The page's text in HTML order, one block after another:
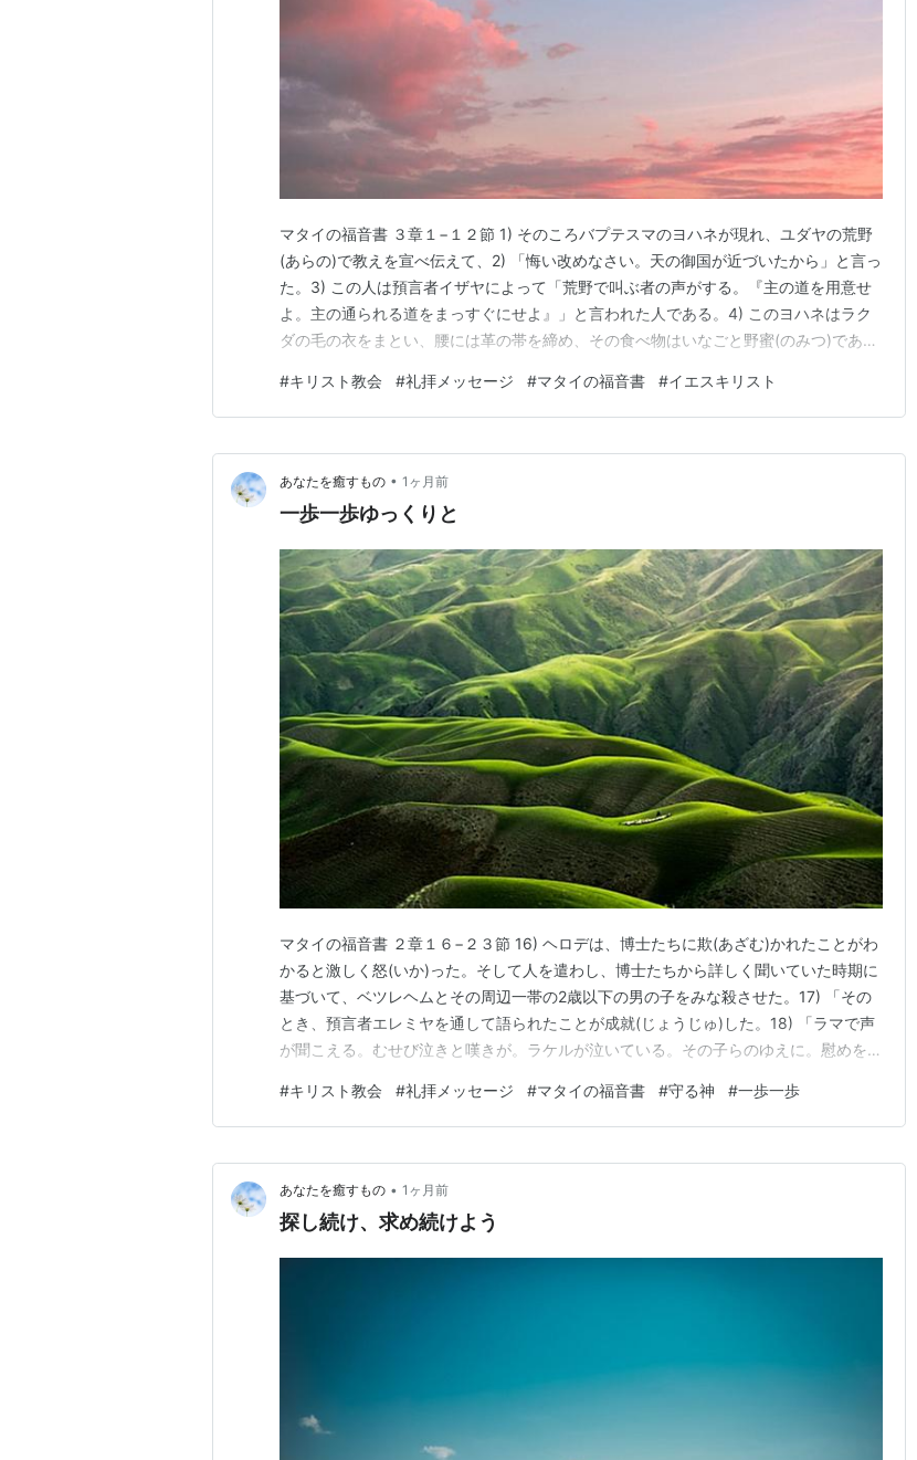
マタイの福音書 ３章１−１２節 1) そのころバプテスマのヨハネが現れ、ユダヤの荒野
(あらの)で教えを宣べ伝えて、2) 「悔い改めなさい。天の御国が近づいたから」と言っ
た。3) この人は預言者イザヤによって「荒野で叫ぶ者の声がする。『主の道を用意せ
よ。主の通られる道をまっすぐにせよ』」と言われた人である。4) このヨハネはラク
ダの毛の衣をまとい、腰には革の帯を締め、その食べ物はいなごと野蜜(のみつ)であっ
人々がヨハネのもとにやって来て、6)自分の罪を告白し、ヨルダン川で彼からバプテス
マを受けていた。7) ヨハネは、大…
#キリスト教会 #礼拝メッセージ #マタイの福音書 #イエスキリスト
あなたを癒すもの • 1ヶ月前
一歩一歩ゆっくりと
マタイの福音書 ２章１６−２３節 16) ヘロデは、博士たちに欺(あざむ)かれたことがわ
かると激しく怒(いか)った。そして人を遣わし、博士たちから詳しく聞いていた時期に
基づいて、ベツレヘムとその周辺一帯の2歳以下の男の子をみな殺させた。17) 「その
とき、預言者エレミヤを通して語られたことが成就(じょうじゅ)した。18) 「ラマで声
が聞こえる。むせび泣きと嘆きが。ラケルが泣いている。その子らのゆえに。慰めを拒
エジプトにいるヨセフに現れて言った。20)「立って幼子(おさなご)とその母を連れて
イスラエルの地に行きなさ…
#キリスト教会 #礼拝メッセージ #マタイの福音書 #守る神 #一歩一歩
あなたを癒すもの • 1ヶ月前
探し続け、求め続けよう